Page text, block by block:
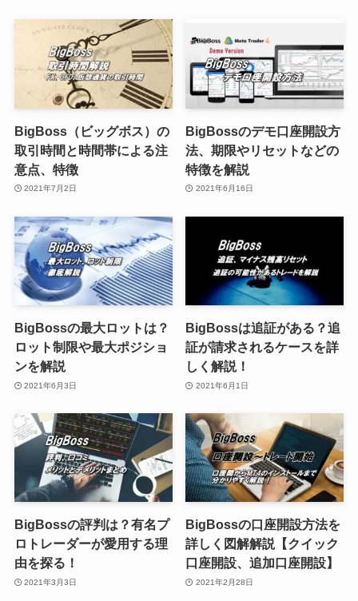
BigBoss（ビッグボス）の
取引時間と時間帯による注
意点、特徴
2021年7月2日
BigBossのデモ口座開設方
法、期限やリセットなどの
特徴を解説
2021年6月16日
BigBossの最大ロットは？
ロット制限や最大ポジショ
ンを解説
2021年6月3日
BigBossは追証がある？追
証が請求されるケースを詳
しく解説！
2021年6月1日
BigBossの評判は？有名プ
ロトレーダーが愛用する理
由を探る！
2021年3月3日
BigBossの口座開設方法を
詳しく図解解説【クイック
口座開設、追加口座開設】
2021年2月28日